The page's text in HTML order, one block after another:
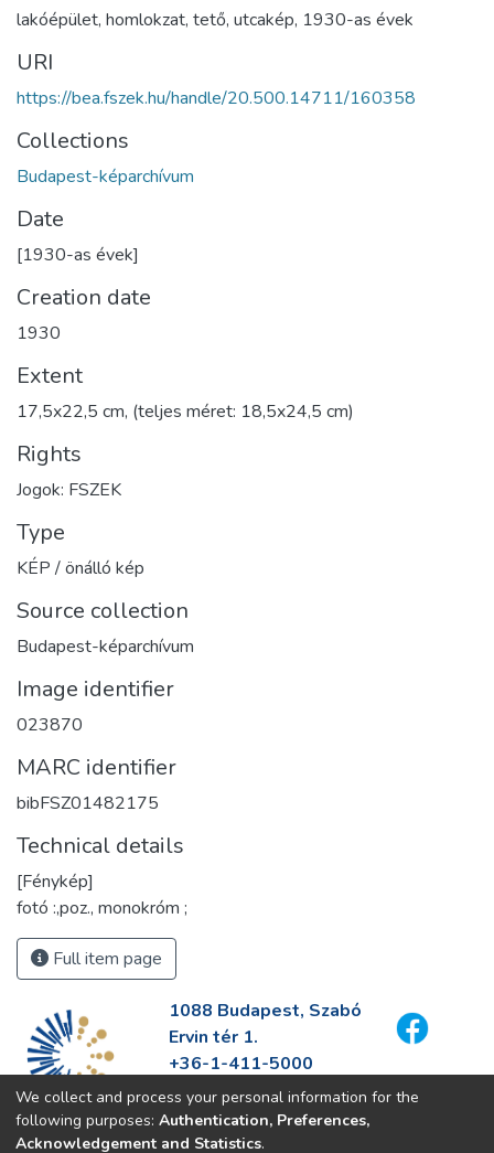
lakóépület, homlokzat, tető, utcakép, 1930-as évek
URI
https://bea.fszek.hu/handle/20.500.14711/160358
Collections
Budapest-képarchívum
Date
[1930-as évek]
Creation date
1930
Extent
17,5x22,5 cm, (teljes méret: 18,5x24,5 cm)
Rights
Jogok: FSZEK
Type
KÉP / önálló kép
Source collection
Budapest-képarchívum
Image identifier
023870
MARC identifier
bibFSZ01482175
Technical details
[Fénykép]
fotó :,poz., monokróm ;
Full item page
1088 Budapest, Szabó
Ervin tér 1.
+36-1-411-5000
info@fszek.hu
https://fszek.hu
We collect and process your personal information for the
following purposes: Authentication, Preferences,
Acknowledgement and Statistics.